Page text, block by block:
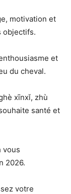
motivation et
objectifs.
et
du cheval.
xīnxǐ, zhù
santé et
vous
2026.
votre